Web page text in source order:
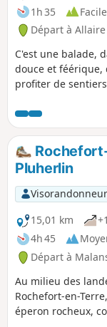
1h 35
Facile
Départ à
C'est une balade,
douce et
profiter de
du Moulin de Quip,
Pluherlin
Visorandonneur
15,01 km
4h 45
Départ à
Au milieu des
Rochefort-en-
éperon rocheux,